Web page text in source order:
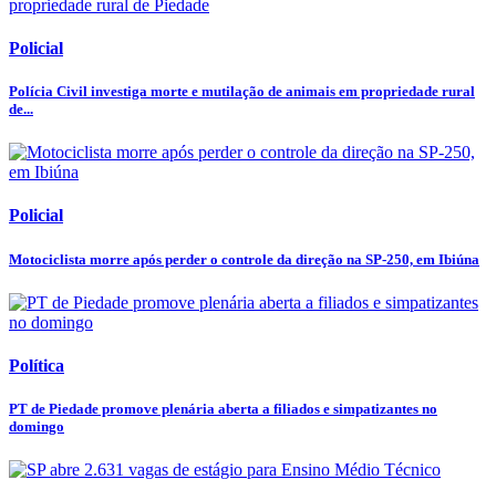
Policial
Polícia Civil investiga morte e mutilação de animais em propriedade rural
de...
Policial
Motociclista morre após perder o controle da direção na SP-250, em Ibiúna
Política
PT de Piedade promove plenária aberta a filiados e simpatizantes no
domingo